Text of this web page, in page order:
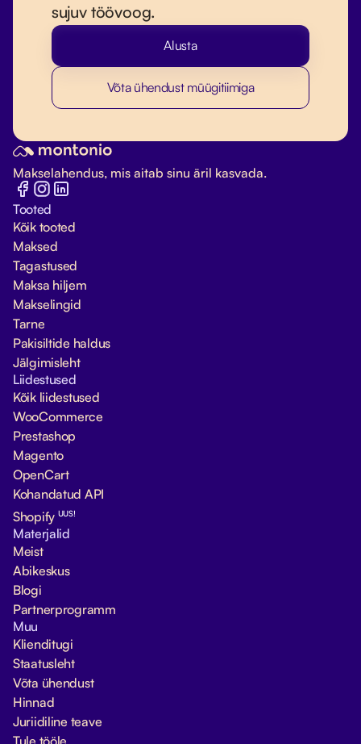
sujuv töövoog.
Alusta
Võta ühendust müügitiimiga
Makselahendus, mis aitab sinu äril kasvada.
Tooted
Kõik tooted
Maksed
Tagastused
Maksa hiljem
Makselingid
Tarne
Pakisiltide haldus
Jälgimisleht
Liidestused
Kõik liidestused
WooCommerce
Prestashop
Magento
OpenCart
Kohandatud API
Shopify UUS!
Materjalid
Meist
Abikeskus
Blogi
Partnerprogramm
Muu
Klienditugi
Staatusleht
Võta ühendust
Hinnad
Juriidiline teave
Tule tööle